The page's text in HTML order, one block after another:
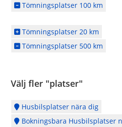
Tömningsplatser 100 km
Tömningsplatser 20 km
Tömningsplatser 500 km
Välj fler "platser"
Husbilsplatser nära dig
Bokningsbara Husbilsplatser